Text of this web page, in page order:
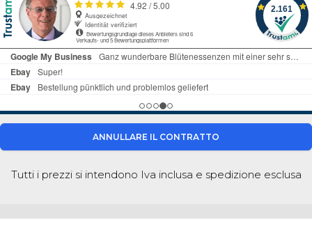
ANNULLARE IL CONTRATTO
Tutti i prezzi si intendono Iva inclusa e spedizione esclusa